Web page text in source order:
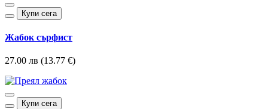
Купи сега
Жабок сърфист
27.00 лв (13.77 €)
Купи сега